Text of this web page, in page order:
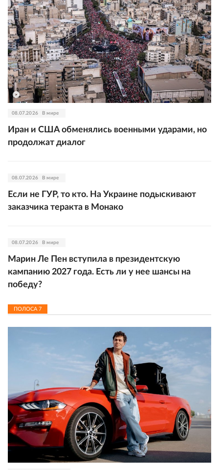
08.07.2026 В мире
Иран и США обменялись военными ударами, но
продолжат диалог
08.07.2026 В мире
Если не ГУР, то кто. На Украине подыскивают
заказчика теракта в Монако
08.07.2026 В мире
Марин Ле Пен вступила в президентскую
кампанию 2027 года. Есть ли у нее шансы на
победу?
ПОЛОСА 7